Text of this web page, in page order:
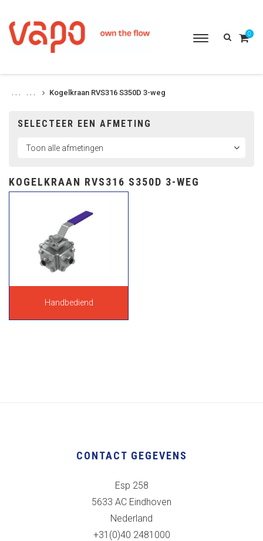
Toggle
0
. . . . . . Kogelkraan RVS316 S350D 3-weg
SELECTEER EEN AFMETING
KOGELKRAAN RVS316 S350D 3-WEG
Handbediend
CONTACT GEGEVENS
Esp 258
5633 AC Eindhoven
Nederland
+31(0)40 2481000